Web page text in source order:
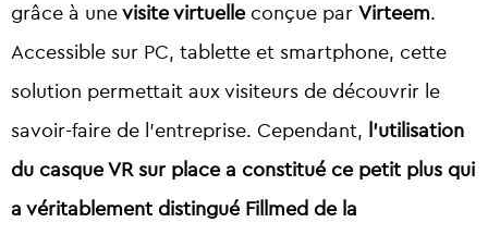
grâce à unevisite virtuelle conçue par Virteem.
Accessible sur PC, tablette et smartphone, cette
solution permettait aux visiteurs de découvrir le
savoir-faire de l’entreprise. Cependant, l’utilisation
du casque VR sur place a constitué ce petit plus qui
a véritablement distingué Fillmed de la